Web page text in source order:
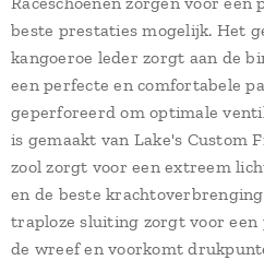
beste prestaties mogelijk. Het
kangoeroe leder zorgt aan de
een perfecte en comfortabele
geperforeerd om optimale
is gemaakt van Lake's Custom
zool zorgt voor een extreem
en de beste
traploze sluiting zorgt voor
de wreef en voorkomt